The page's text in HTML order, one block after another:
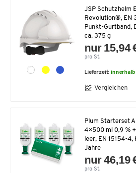
JSP Schutzhelm
Revolution®, EN
Punkt-Gurtband,
ca. 375 g
nur 15,94
pro St.
Lieferzeit:innerhalb
Vergleichen
Plum Starterset
4×500 ml 0,9 %
leer, EN 15154-
Jahre
nur 46,19
pro St.